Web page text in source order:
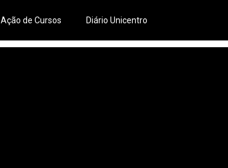
Ação de Cursos Diário Unicentro